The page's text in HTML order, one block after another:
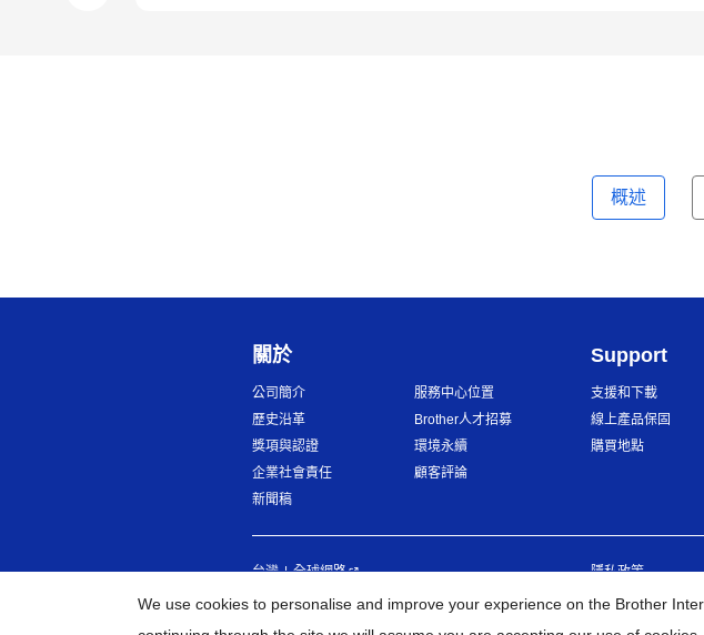
概述
關於
公司簡介
歷史沿革
獎項與認證
企業社會責任
新聞稿
服務中心位置
Brother人才招募
環境永續
顧客評論
Support
支援和下載
線上產品保固
購買地點
台灣 全球網路 隱私政策
© BROTHER
We use cookies to personalise and improve your experience on the Brother